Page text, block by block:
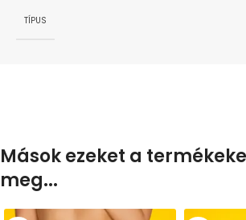
TÍPUS
Mások ezeket a
meg...